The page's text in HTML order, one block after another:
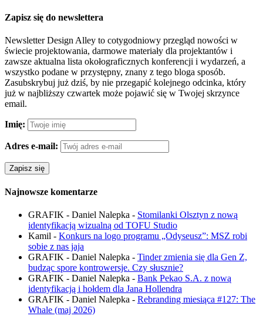
Zapisz się do newslettera
Newsletter Design Alley to cotygodniowy przegląd nowości w
świecie projektowania, darmowe materiały dla projektantów i
zawsze aktualna lista okołograficznych konferencji i wydarzeń, a
wszystko podane w przystępny, znany z tego bloga sposób.
Zasubskrybuj już dziś, by nie przegapić kolejnego odcinka, który
już w najbliższy czwartek może pojawić się w Twojej skrzynce
email.
Imię:
Adres e-mail:
Najnowsze komentarze
GRAFIK - Daniel Nalepka - Stomilanki Olsztyn z nową
identyfikacją wizualną od TOFU Studio
Kamil - Konkurs na logo programu „Odyseusz”: MSZ robi
sobie z nas jaja
GRAFIK - Daniel Nalepka - Tinder zmienia się dla Gen Z,
budząc spore kontrowersje. Czy słusznie?
GRAFIK - Daniel Nalepka - Bank Pekao S.A. z nową
identyfikacją i hołdem dla Jana Hollendra
GRAFIK - Daniel Nalepka - Rebranding miesiąca #127: The
Whale (maj 2026)